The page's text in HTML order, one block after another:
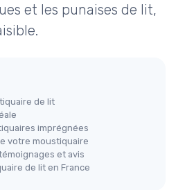
et les punaises de lit,
de lit
imprégnées
votre moustiquaire
et avis
de lit en France